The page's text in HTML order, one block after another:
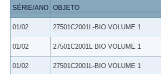
SÉRIE/ANO OBJETO
01/02 27501C2001L-BIO VOLUME 1
01/02 27501C2001L-BIO VOLUME 1
01/02 27501C2001L-BIO VOLUME 1